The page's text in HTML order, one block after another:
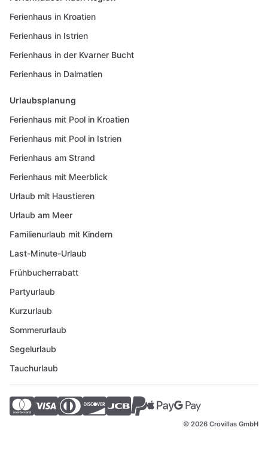
Ferienhaus in Kroatien
Ferienhaus in Istrien
Ferienhaus in der Kvarner Bucht
Ferienhaus in Dalmatien
Urlaubsplanung
Ferienhaus mit Pool in Kroatien
Ferienhaus mit Pool in Istrien
Ferienhaus am Strand
Ferienhaus mit Meerblick
Urlaub mit Haustieren
Urlaub am Meer
Familienurlaub mit Kindern
Last-Minute-Urlaub
Frühbucherrabatt
Partyurlaub
Kurzurlaub
Sommerurlaub
Segelurlaub
Tauchurlaub
© 2026 Crovillas GmbH